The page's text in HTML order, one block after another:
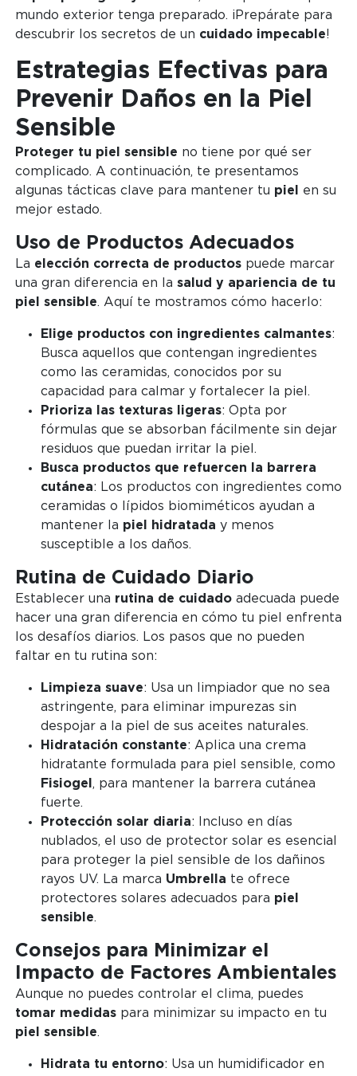
mundo exterior tenga preparado. ¡Prepárate para
descubrir los secretos de un cuidado impecable!
Estrategias Efectivas para
Prevenir Daños en la Piel
Sensible
Proteger tu piel sensible no tiene por qué ser
complicado. A continuación, te presentamos
algunas tácticas clave para mantener tu piel
en su
mejor estado.
Uso de Productos Adecuados
La elección correcta de productospuede marcar
una gran diferencia en la salud y apariencia de tu
piel sensible. Aquí te mostramos cómo hacerlo:
Elige productos con ingredientes calmantes:
Busca aquellos que contengan ingredientes
como las ceramidas, conocidos por su
capacidad para calmar y fortalecer la piel.
Prioriza las texturas ligeras: Opta por
fórmulas que se absorban fácilmente sin dejar
residuos que puedan irritar la piel.
Busca productos que refuercen la barrera
cutánea: Los productos con ingredientes como
ceramidas o lípidos biomiméticos ayudan a
mantener la piel hidratada y menos
susceptible a los daños.
Rutina de Cuidado Diario
Establecer una rutina de cuidadoadecuada puede
hacer una gran diferencia en cómo tu piel enfrenta
los desafíos diarios. Los pasos que no pueden
faltar en tu rutina son:
Limpieza suave: Usa un limpiador que no sea
astringente, para eliminar impurezas sin
despojar a la piel de sus aceites naturales.
Hidratación constante: Aplica una crema
hidratante formulada para piel sensible, como
Fisiogel , para mantener la barrera cutánea
fuerte.
Protección solar diaria: Incluso en días
nublados, el uso de protector solar es esencial
para proteger la piel sensible de los dañinos
rayos UV. La marca Umbrella te ofrece
protectores solares adecuados para piel
sensible.
Consejos para Minimizar el
Impacto de Factores Ambientales
Aunque no puedes controlar el clima, puedes
tomar medidaspara minimizar su impacto en tu
piel sensible.
Hidrata tu entorno: Usa un humidificador en